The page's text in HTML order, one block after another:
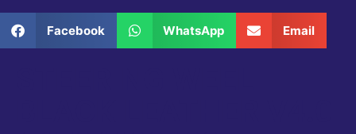
Facebook WhatsApp Email